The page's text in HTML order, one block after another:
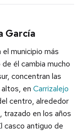
García
municipio más
él cambia mucho
concentran las
en Carrizalejo
centro, alrededor
trazado en los años
casco antiguo de